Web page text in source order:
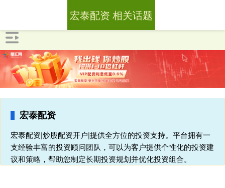
宏泰配资
宏泰配资|炒股配资开户|提供全方位的投资支持。平台拥有一
支经验丰富的投资顾问团队，可以为客户提供个性化的投资建
议和策略，帮助您制定长期投资规划并优化投资组合。
宏泰配资 相关话题